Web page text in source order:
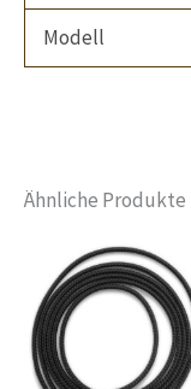
Modell
Ähnliche Produkte